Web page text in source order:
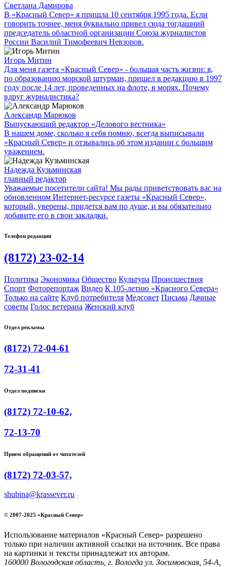
Светлана Дамирова
В «Красный Север» я пришла 10 сентября 1995 года. Если
говорить точнее, меня буквально привел сюда тогдашний
председатель областной организации Союза журналистов
России Василий Тимофеевич Невзоров.
Игорь Митин
Для меня газета «Красный Север» - большая часть жизни: я,
по образованию морской штурман, пришел в редакцию в 1997
году после 14 лет, проведенных на флоте, в морях. Почему
вдруг журналистика?
Александр Марюков
Выпускающий редактор «Делового вестника»
В нашем доме, сколько я себя помню, всегда выписывали
«Красный Север» и отзывались об этом издании с большим
уважением.
Надежда Кузьминская
главный редактор
Уважаемые посетители сайта! Мы рады приветствовать вас на
обновленном Интернет-ресурсе газеты «Красный Север»,
который, уверены, придется вам по душе, и вы обязательно
добавите его в свои закладки.
Телефон редакции
(8172) 23-02-14
Политика Экономика Общество Культура Происшествия
Спорт Фоторепортаж Видео К 105-летию «Красного Севера»
Только на сайте Клуб потребителя Медсовет Письма Дачные
советы Голос ветерана Женский клуб
Отдел рекламы
(8172) 72-04-61
72-31-41
Отдел подписки
(8172) 72-10-62,
72-13-70
Прием обращений от читателей
(8172) 72-03-57,
shubina@krassever.ru
© 2007-2025 «Красный Север»
Использование материалов «Красный Север» разрешено
только при наличии активной ссылки на источник. Все права
на картинки и тексты принадлежат их авторам.
160000 Вологодская область, г. Вологда ул. Зосимовская, 54-А,